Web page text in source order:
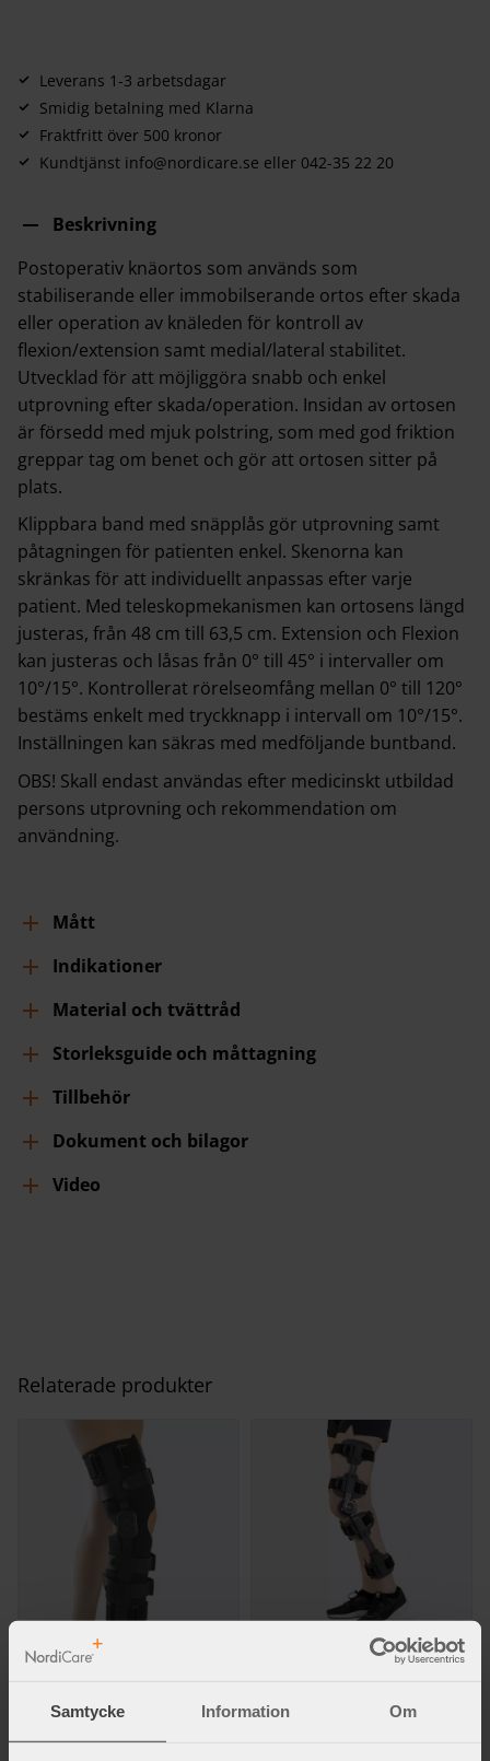
Samtycke Information Om
Leverans 1-3 arbetsdagar
Smidig betalning med Klarna
Fraktfritt över 500 kronor
Kundtjänst info@nordicare.se eller 042-35 22 20
Beskrivning
Postoperativ knäortos som används som
stabiliserande eller immobilserande ortos efter skada
eller operation av knäleden för kontroll av
flexion/extension samt medial/lateral stabilitet.
Utvecklad för att möjliggöra snabb och enkel
utprovning efter skada/operation. Insidan av ortosen
är försedd med mjuk polstring, som med god friktion
greppar tag om benet och gör att ortosen sitter på
plats.
Klippbara band med snäpplås gör utprovning samt
påtagningen för patienten enkel. Skenorna kan
skränkas för att individuellt anpassas efter varje
patient. Med teleskopmekanismen kan ortosens längd
justeras, från 48 cm till 63,5 cm. Extension och Flexion
kan justeras och låsas från 0° till 45° i intervaller om
10°/15°. Kontrollerat rörelseomfång mellan 0° till 120°
bestäms enkelt med tryckknapp i intervall om 10°/15°.
Inställningen kan säkras med medföljande buntband.
OBS! Skall endast användas efter medicinskt utbildad
persons utprovning och rekommendation om
användning.
Mått
Indikationer
Material och tvättråd
Storleksguide och måttagning
Tillbehör
Dokument och bilagor
Video
Relaterade produkter
AiryROM Post-op knäskydd
omlottmodell.
TK ROM post-op knäortos